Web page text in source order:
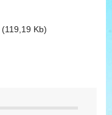
(119,19 Kb)